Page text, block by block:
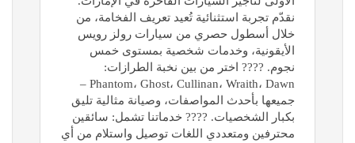
نقدّم تجربة استثنائية تُعيد تعريف الفخامة، من
خلال أسطول حصري من سيارات رولز رويس
الأيقونية، وخدمات شخصية بمستوى خمس
نجوم. ???? اختر من بين نخبة الطرازات:
Phantom، Ghost، Cullinan، Wraith، Dawn –
جميعها بأحدث المواصفات، وصيانة مثالية تليق
بكبار الشخصيات. ???? خدماتنا تشمل: سائقين
محترفين ومتعددي اللغات توصيل واستلام من أي